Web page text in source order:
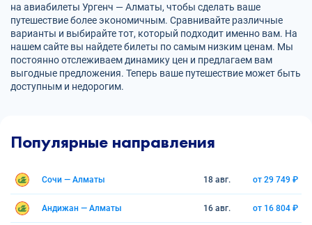
на авиабилеты Ургенч — Алматы, чтобы сделать ваше
путешествие более экономичным. Сравнивайте различные
варианты и выбирайте тот, который подходит именно вам. На
нашем сайте вы найдете билеты по самым низким ценам. Мы
постоянно отслеживаем динамику цен и предлагаем вам
выгодные предложения. Теперь ваше путешествие может быть
доступным и недорогим.
Популярные направления
Сочи — Алматы 18 авг. от 29 749 ₽
Андижан — Алматы 16 авг. от 16 804 ₽